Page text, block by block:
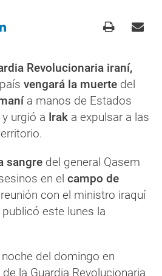
Revolucionaria iraní,
vengará la muerte del
a manos de Estados
urgió a Irak a expulsar a las
sangre del general Qasem
en el campo de
con el ministro iraquí
publicó este lunes la
del domingo en
la Guardia Revolucionaria